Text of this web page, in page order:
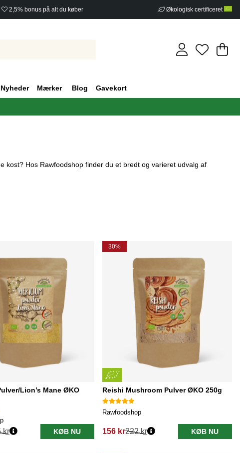
2,5% bonus på alt du køber Økologisk certificeret
.
Nyheder Mærker Blog Gavekort
Hos Rawfoodshop finder du et bredt og varieret udvalg af
Lion’s Mane ØKO
kr KØB NU
30%
Reishi Mushroom Pulver ØKO 250g
Rawfoodshop
156 kr
Normalpris:
222 kr KØB NU